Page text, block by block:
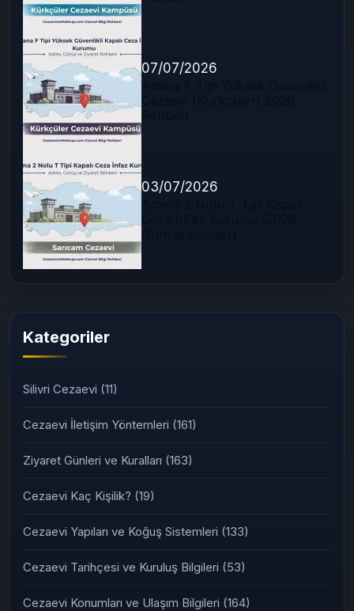
07/07/2026
03/07/2026
Kategoriler
Silivri Cezaevi (11)
Cezaevi İletişim Yöntemleri (161)
Ziyaret Günleri ve Kuralları (163)
Cezaevi Kaç Kişilik? (19)
Cezaevi Yapıları ve Koğuş Sistemleri (133)
Cezaevi Tarihçesi ve Kuruluş Bilgileri (53)
Cezaevi Konumları ve Ulaşım Bilgileri (164)